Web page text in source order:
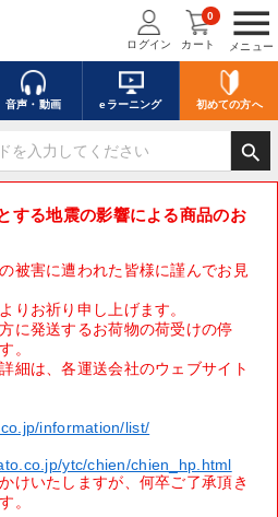
menu
メニュー
ログイン カート
0
音声・動画 eラーニング 初めての方へ
search
する地震の影響による商品のお
被害に遭われた皆様に謹んでお見
りお祈り申し上げます。
に発送するお荷物の荷受けの停
。
細は、各運送会社のウェブサイト
information/list/
ytc/chien/chien_hp.html
けいたしますが、何卒ご了承頂き
。